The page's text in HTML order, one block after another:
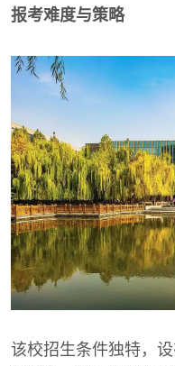
报考难度与策略
该校招生条件独特，